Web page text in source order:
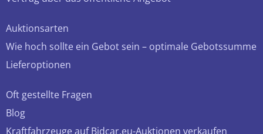
Auktionsarten
Wie hoch sollte ein Gebot sein – optimale Gebotssumme
Lieferoptionen
Oft gestellte Fragen
Blog
Kraftfahrzeuge auf Bidcar.eu-Auktionen verkaufen